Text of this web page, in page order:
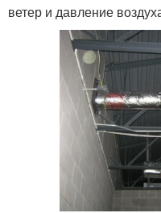
ветер и давление